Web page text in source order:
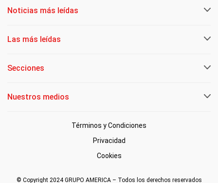
Noticias más leídas
Las más leídas
Secciones
Nuestros medios
Términos y Condiciones
Privacidad
Cookies
© Copyright 2024 GRUPO AMERICA – Todos los derechos reservados